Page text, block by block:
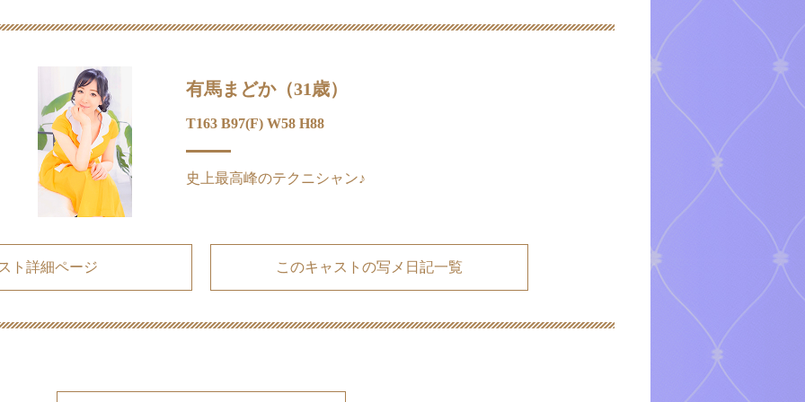
有馬まどか（31歳）
T163 B97(F) W58 H88
史上最高峰のテクニシャン♪
ト詳細ページ このキャストの写メ日記一覧